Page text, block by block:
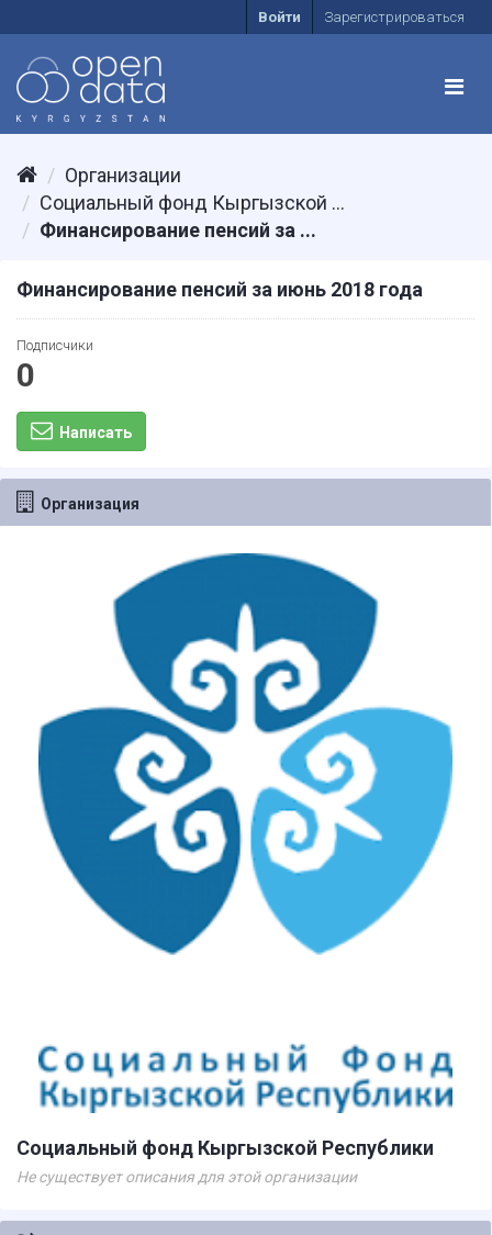
Войти Зарегистрироваться
Организации
Социальный фонд Кыргызской ...
Финансирование пенсий за ...
Финансирование пенсий за июнь 2018 года
Подписчики
0
Написать
Организация
Социальный фонд Кыргызской Республики
Не существует описания для этой организации